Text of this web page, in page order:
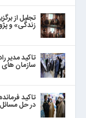
تجلیل از
زندگی» و
تاکید مدیر
سازمان های
تاکید
در حل